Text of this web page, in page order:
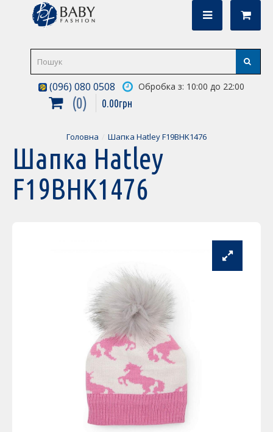
(096) 080 0508 Обробка з: 10:00 до 22:00
0 0.00грн
Головна Шапка Hatley F19BHK1476
Шапка Hatley
F19BHK1476